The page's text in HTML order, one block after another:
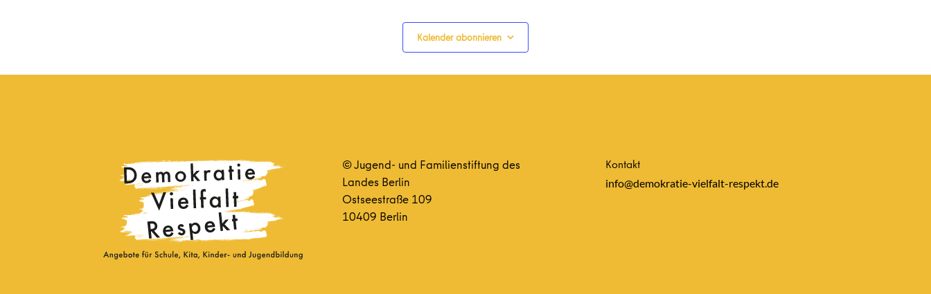
Kalender abonnieren
© Jugend- und Familienstiftung des
Landes Berlin
Ostseestraße 109
10409 Berlin
Kontakt
info@demokratie-vielfalt-respekt.de